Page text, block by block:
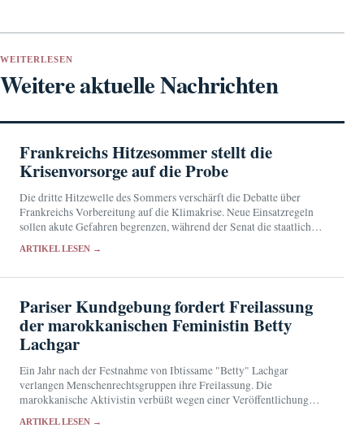
WEITERLESEN
Weitere aktuelle Nachrichten
Frankreichs Hitzesommer stellt die
Krisenvorsorge auf die Probe
Die dritte Hitzewelle des Sommers verschärft die Debatte über
Frankreichs Vorbereitung auf die Klimakrise. Neue Einsatzregeln
sollen akute Gefahren begrenzen, während der Senat die staatliche
ARTIKEL LESEN →
Pariser Kundgebung fordert Freilassung
der marokkanischen Feministin Betty
Lachgar
Ein Jahr nach der Festnahme von Ibtissame "Betty" Lachgar
verlangen Menschenrechtsgruppen ihre Freilassung. Die
marokkanische Aktivistin verbüßt wegen einer Veröffentlichung
ARTIKEL LESEN →